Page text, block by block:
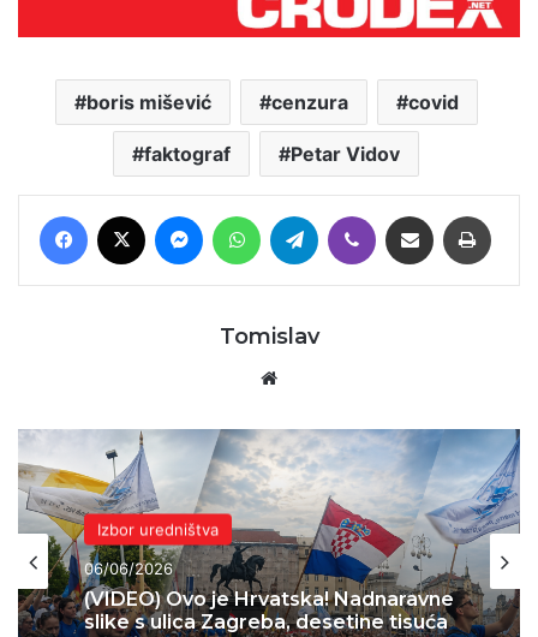
boris mišević cenzura covid
faktograf Petar Vidov
Facebook MessengerWhatsAppTelegram Viber Podijeli putem E-maila
Tomislav
Izbor uredništva
06/06/2026
Domovina
04/06/2026
Skok 2 – operacija koja je spasila